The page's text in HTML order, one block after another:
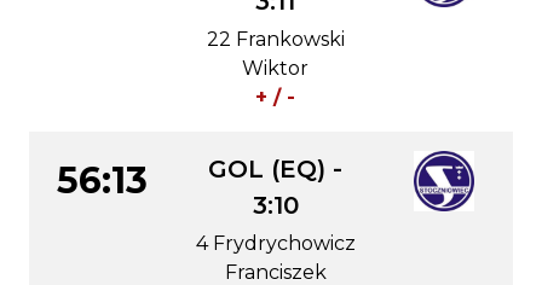
22 Frankowski
Wiktor
+ / -
56:13
GOL (EQ) -
3:10
4 Frydrychowicz
Franciszek